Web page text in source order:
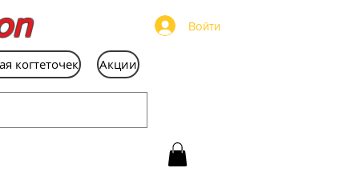
Войти
когтеточек Акции